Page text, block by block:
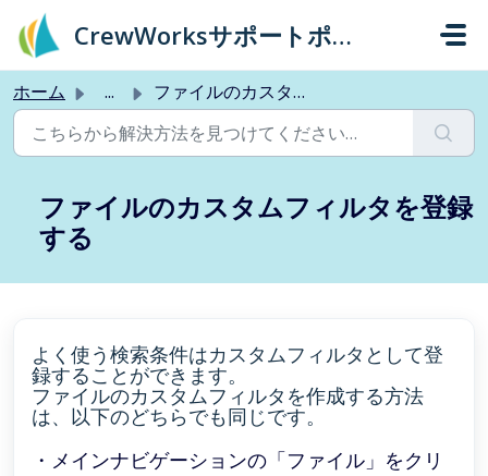
メインコンテンツに移動
CrewWorksサポートポータル
ホーム ... ファイルのカスタムフィルタを登録する
ファイルのカスタムフィルタを登録
する
よく使う検索条件はカスタムフィルタとして登
録することができます。
ファイルのカスタムフィルタを作成する方法
は、以下のどちらでも同じです。
・メインナビゲーションの「ファイル」をクリ